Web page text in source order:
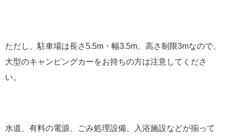
ただし、駐車場は長さ5.5m・幅3.5m、高さ制限3mなので、
大型のキャンピングカーをお持ちの方は注意してくださ
い。
水道、有料の電源、ごみ処理設備、入浴施設などが揃って